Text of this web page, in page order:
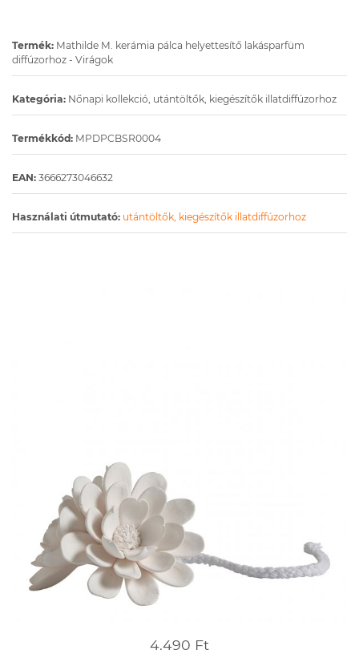
Termék: Mathilde M. kerámia pálca helyettesítő lakásparfüm
diffúzorhoz - Virágok
Kategória: Nőnapi kollekció, utántöltők, kiegészítők illatdiffúzorhoz
Termékkód: MPDPCBSR0004
EAN: 3666273046632
Használati útmutató: utántöltők, kiegészítők illatdiffúzorhoz
4.490 Ft